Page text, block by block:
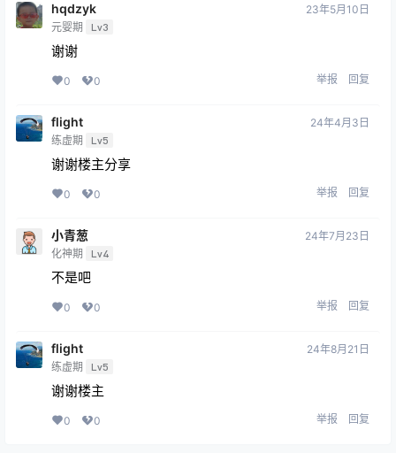
hqdzyk
元婴期 Lv3
23年5月10日
谢谢
0 0 举报 回复
flight
练虚期 Lv5
24年4月3日
谢谢楼主分享
0 0 举报 回复
小青葱
化神期 Lv4
24年7月23日
不是吧
0 0 举报 回复
flight
练虚期 Lv5
24年8月21日
谢谢楼主
0 0 举报 回复